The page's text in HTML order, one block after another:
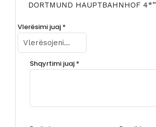
DORTMUND HAUPTBAHNHOF 4*”
Vlerësimi juaj *
Shqyrtimi juaj *